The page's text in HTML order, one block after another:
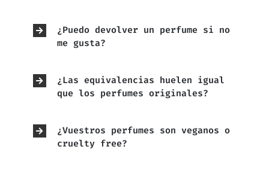
¿Puedo devolver un perfume si no
me gusta?
¿Las equivalencias huelen igual
que los perfumes originales?
¿Vuestros perfumes son veganos o
cruelty free?